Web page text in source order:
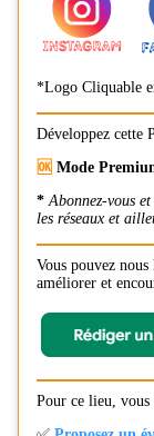
*Logo Cliquable
Développez cette
🆗 Mode
* Abonnez-vous
les réseaux et
Vous pouvez
améliorer et
Pour ce lieu, vous